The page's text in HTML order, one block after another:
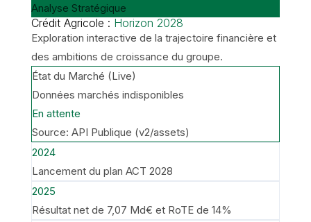
Analyse Stratégique
Crédit Agricole : Horizon 2028
Exploration interactive de la trajectoire financière et
des ambitions de croissance du groupe.
État du Marché (Live)
Données marchés indisponibles
En attente
Source: API Publique (v2/assets)
2024
Lancement du plan ACT 2028
2025
Résultat net de 7,07 Md€ et RoTE de 14%